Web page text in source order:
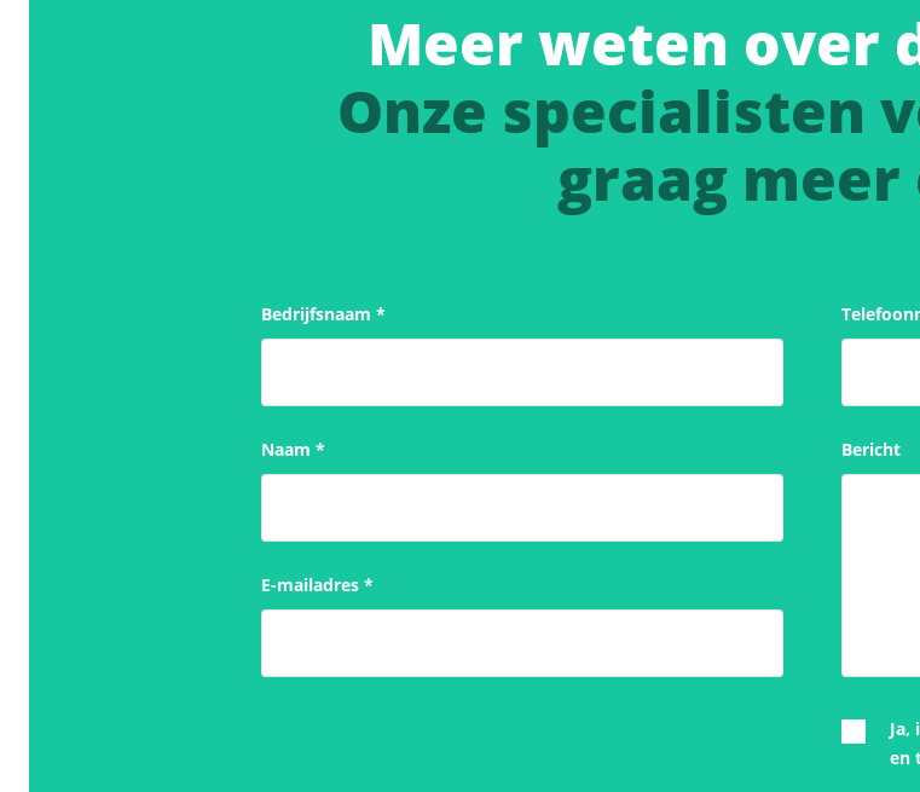
Meer weten over
Onze specialisten
graag meer
Bedrijfsnaam *
Naam *
E-mailadres *
Bericht
Ja,
en